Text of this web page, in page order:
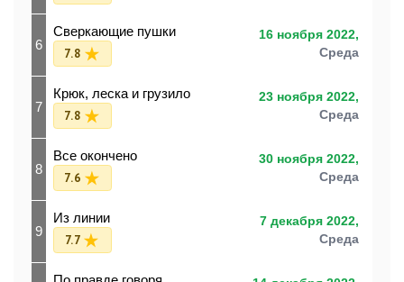
6
Сверкающие пушки
7.8
16 ноября 2022,
Среда
7
Крюк, леска и грузило
7.8
23 ноября 2022,
Среда
8
Все окончено
7.6
30 ноября 2022,
Среда
9
Из линии
7.7
7 декабря 2022,
Среда